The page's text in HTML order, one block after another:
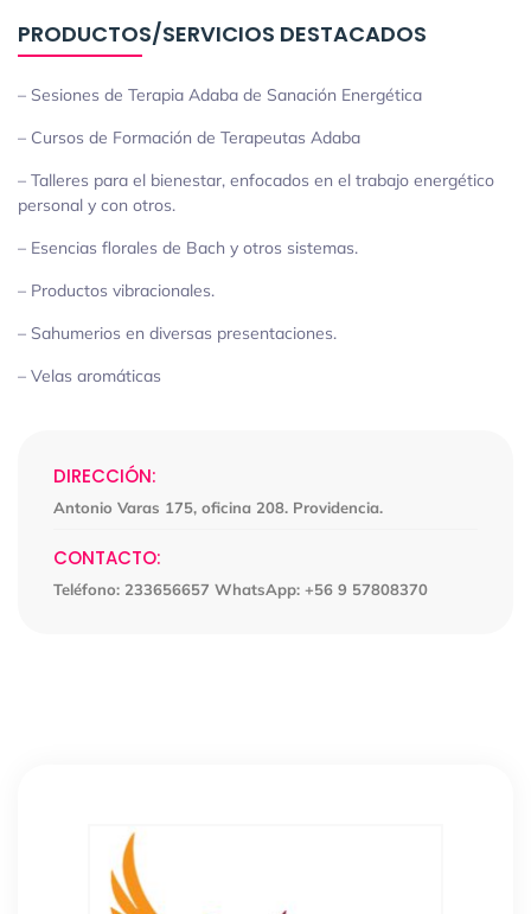
PRODUCTOS/SERVICIOS DESTACADOS
– Sesiones de Terapia Adaba de Sanación Energética
– Cursos de Formación de Terapeutas Adaba
– Talleres para el bienestar, enfocados en el trabajo energético
personal y con otros.
– Esencias florales de Bach y otros sistemas.
– Productos vibracionales.
– Sahumerios en diversas presentaciones.
– Velas aromáticas
DIRECCIÓN:
Antonio Varas 175, oficina 208. Providencia.
CONTACTO:
Teléfono: 233656657 WhatsApp: +56 9 57808370